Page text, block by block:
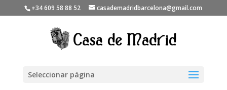
+34 609 58 88 52 casademadridbarcelona@gmail.com
Seleccionar página